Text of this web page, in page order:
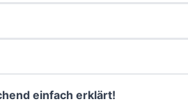
einfach erklärt!